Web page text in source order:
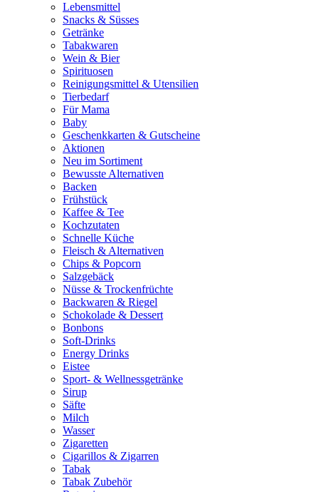
Lebensmittel
Snacks & Süsses
Getränke
Tabakwaren
Wein & Bier
Spirituosen
Reinigungsmittel & Utensilien
Tierbedarf
Für Mama
Baby
Geschenkkarten & Gutscheine
Aktionen
Neu im Sortiment
Bewusste Alternativen
Backen
Frühstück
Kaffee & Tee
Kochzutaten
Schnelle Küche
Fleisch & Alternativen
Chips & Popcorn
Salzgebäck
Nüsse & Trockenfrüchte
Backwaren & Riegel
Schokolade & Dessert
Bonbons
Soft-Drinks
Energy Drinks
Eistee
Sport- & Wellnessgetränke
Sirup
Säfte
Milch
Wasser
Zigaretten
Cigarillos & Zigarren
Tabak
Tabak Zubehör